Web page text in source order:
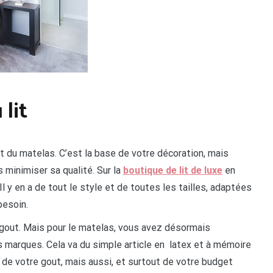
lit
matelas. C’est la base de votre décoration, mais
sa qualité. Sur la boutique de lit de luxe en
Il y en a de tout le style et de toutes les tailles, adaptées
Mais pour le matelas, vous avez désormais
Cela va du simple article en latex et à mémoire
votre gout, mais aussi, et surtout de votre budget